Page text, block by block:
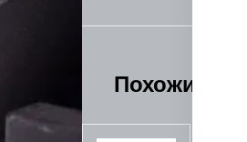
Похожие